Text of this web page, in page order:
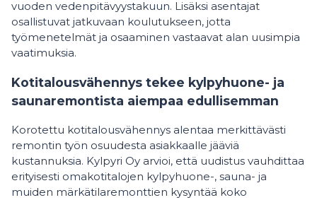
vuoden vedenpitävyystakuun. Lisäksi asentajat
osallistuvat jatkuvaan koulutukseen, jotta
työmenetelmät ja osaaminen vastaavat alan uusimpia
vaatimuksia.
Kotitalousvähennys tekee kylpyhuone- ja
saunaremontista aiempaa edullisemman
Korotettu kotitalousvähennys alentaa merkittävästi
remontin työn osuudesta asiakkaalle jääviä
kustannuksia. Kylpyri Oy arvioi, että uudistus vauhdittaa
erityisesti omakotitalojen kylpyhuone-, sauna- ja
muiden märkätilaremonttien kysyntää koko